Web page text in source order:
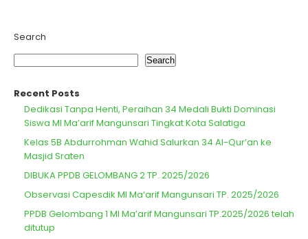
Search
Search
Recent Posts
Dedikasi Tanpa Henti, Peraihan 34 Medali Bukti Dominasi
Siswa MI Ma’arif Mangunsari Tingkat Kota Salatiga
Kelas 5B Abdurrohman Wahid Salurkan 34 Al-Qur’an ke
Masjid Sraten
DIBUKA PPDB GELOMBANG 2 TP. 2025/2026
Observasi Capesdik MI Ma’arif Mangunsari TP. 2025/2026
PPDB Gelombang 1 MI Ma’arif Mangunsari TP.2025/2026 telah
ditutup